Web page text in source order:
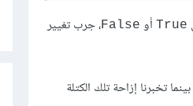
True أو False، جرب تغيير
تخبرنا إزاحة تلك الكتلة